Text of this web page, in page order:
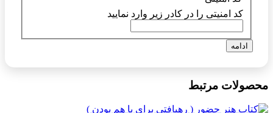
کد امنیتی را در کادر زیر وارد نمایید
ادامه
محصولات مرتبط